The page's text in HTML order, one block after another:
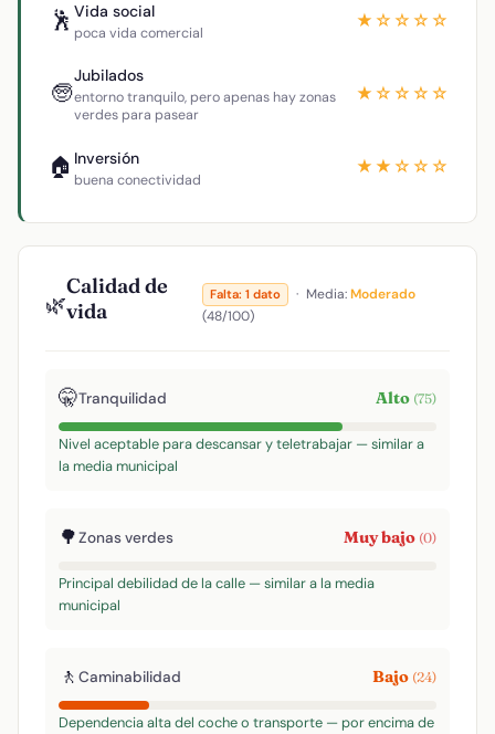
🕺 Vida social
poca vida comercial
★☆☆☆☆
🧓
Jubilados
entorno tranquilo, pero apenas hay zonas
verdes para pasear
★☆☆☆☆
🏠 Inversión
buena conectividad
★★☆☆☆
🌿
Calidad de
vida
Falta: 1 dato · Media:Moderado
(48/100)
🤫Tranquilidad Alto (75)
Nivel aceptable para descansar y teletrabajar — similar a
la media municipal
🌳Zonas verdes Muy bajo (0)
Principal debilidad de la calle — similar a la media
municipal
🚶 Caminabilidad Bajo (24)
Dependencia alta del coche o transporte — por encima de